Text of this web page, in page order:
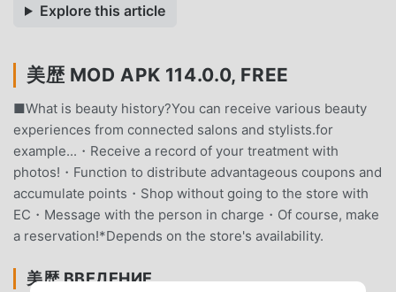
Explore this article
美歴 MOD APK 114.0.0, FREE
■What is beauty history?You can receive various beauty
experiences from connected salons and stylists.for
example...・Receive a record of your treatment with
photos!・Function to distribute advantageous coupons and
accumulate points・Shop without going to the store with
EC・Message with the person in charge・Of course, make
a reservation!*Depends on the store's availability.
美歴 ВВЕДЕНИЕ